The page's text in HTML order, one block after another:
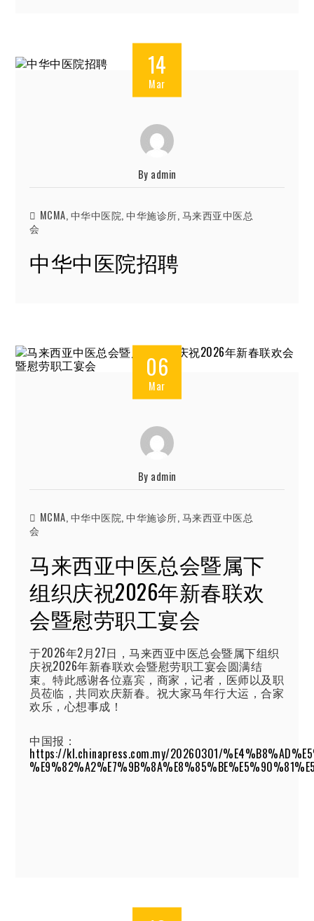
14
Mar
By admin
MCMA,中华中医院,中华施诊所,马来西亚中医总
会
中华中医院招聘
06
Mar
By admin
MCMA,中华中医院,中华施诊所,马来西亚中医总
会
马来西亚中医总会暨属下
组织庆祝2026年新春联欢
会暨慰劳职工宴会
于2026年2月27日，马来西亚中医总会暨属下组织
庆祝2026年新春联欢会暨慰劳职工宴会圆满结
束。特此感谢各位嘉宾，商家，记者，医师以及职
员莅临，共同欢庆新春。祝大家马年行大运，合家
欢乐，心想事成！
中国报：
https://kl.chinapress.com.my/20260301/